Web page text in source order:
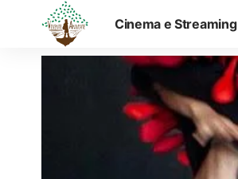
Cinema e Streaming